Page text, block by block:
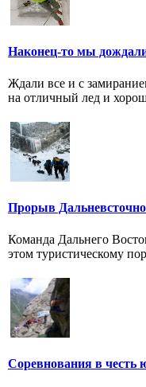
Наконец-то мы
Ждали все и с
на отличный лед и
Прорыв
Команда Дальнего
этом туристическому
Соревнования в честь